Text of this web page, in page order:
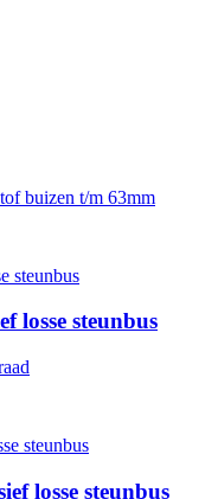
buizen t/m 63mm
losse steunbus
losse steunbus